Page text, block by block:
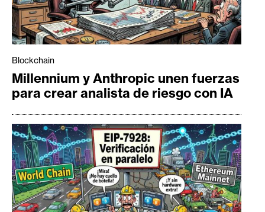
Blockchain
Millennium y Anthropic unen fuerzas
para crear analista de riesgo con IA